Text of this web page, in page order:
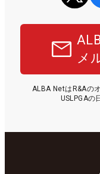
メ
ALBA NetはR&Aの
USLPGAの